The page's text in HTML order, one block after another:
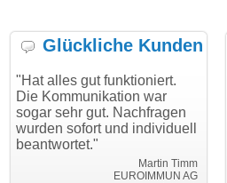
Glückliche Kunden
gut funktioniert.
war
sehr gut. Nachfragen
sofort und individuell
Martin Timm
EUROIMMUN AG
"Danke
i can